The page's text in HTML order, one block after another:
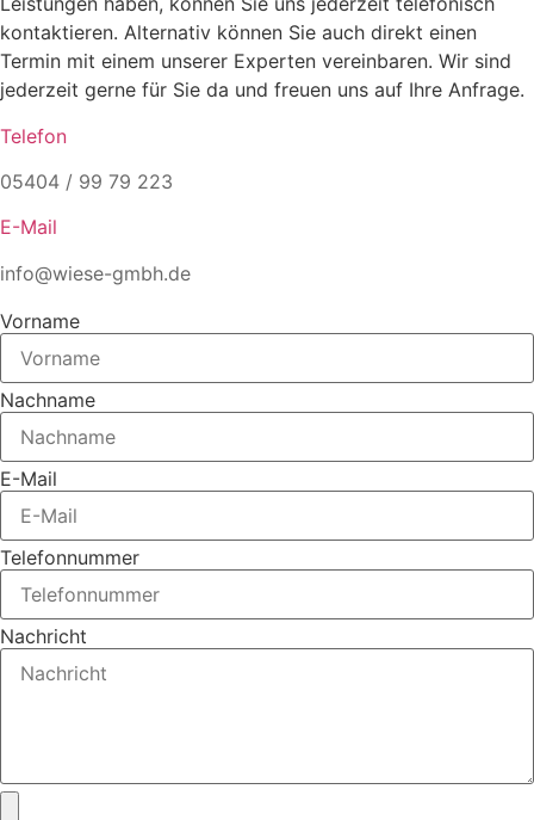
kontaktieren. Alternativ können Sie auch direkt einen
Termin mit einem unserer Experten vereinbaren. Wir sind
jederzeit gerne für Sie da und freuen uns auf Ihre Anfrage.
Telefon
05404 / 99 79 223
E-Mail
info@wiese-gmbh.de
Vorname
Nachname
E-Mail
Telefonnummer
Nachricht